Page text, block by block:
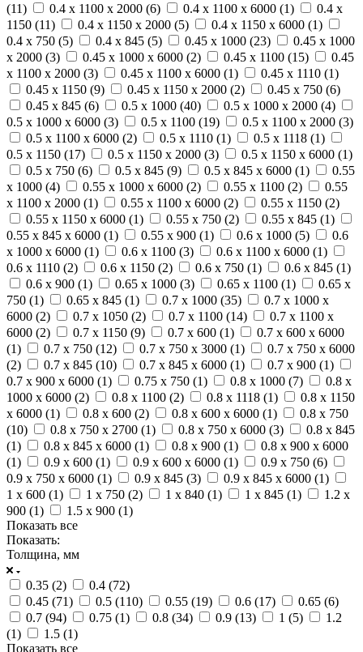
(11) 0.4 x 1100 x 2000 (6) 0.4 x 1100 x 6000 (1)
0.4 x
1150 (11) 0.4 x 1150 x 2000 (5) 0.4 x 1150 x 6000 (1)
0.4 x 750 (5) 0.4 x 845 (5) 0.45 x 1000 (23)
0.45 x 1000
x 2000 (3) 0.45 x 1000 x 6000 (2) 0.45 x 1100 (15)
0.45
x 1100 x 2000 (3) 0.45 x 1100 x 6000 (1) 0.45 x 1110 (1)
0.45 x 1150 (9) 0.45 x 1150 x 2000 (2) 0.45 x 750 (6)
0.45 x 845 (6) 0.5 x 1000 (40) 0.5 x 1000 x 2000 (4)
0.5 x 1000 x 6000 (3) 0.5 x 1100 (19) 0.5 x 1100 x 2000 (3)
0.5 x 1100 x 6000 (2) 0.5 x 1110 (1) 0.5 x 1118 (1)
0.5 x 1150 (17) 0.5 x 1150 x 2000 (3) 0.5 x 1150 x 6000 (1)
0.5 x 750 (6) 0.5 x 845 (9) 0.5 x 845 x 6000 (1)
0.55
x 1000 (4) 0.55 x 1000 x 6000 (2) 0.55 x 1100 (2)
0.55
x 1100 x 2000 (1) 0.55 x 1100 x 6000 (2) 0.55 x 1150 (2)
0.55 x 1150 x 6000 (1) 0.55 x 750 (2) 0.55 x 845 (1)
0.55 x 845 x 6000 (1) 0.55 x 900 (1) 0.6 x 1000 (5)
0.6
x 1000 x 6000 (1) 0.6 x 1100 (3) 0.6 x 1100 x 6000 (1)
0.6 x 1110 (2) 0.6 x 1150 (2) 0.6 x 750 (1) 0.6 x 845 (1)
0.6 x 900 (1) 0.65 x 1000 (3) 0.65 x 1100 (1)
0.65 x
750 (1) 0.65 x 845 (1) 0.7 x 1000 (35)
0.7 x 1000 x
6000 (2) 0.7 x 1050 (2) 0.7 x 1100 (14)
0.7 x 1100 x
6000 (2) 0.7 x 1150 (9) 0.7 x 600 (1)
0.7 x 600 x 6000
(1) 0.7 x 750 (12) 0.7 x 750 x 3000 (1)
0.7 x 750 x 6000
(2) 0.7 x 845 (10) 0.7 x 845 x 6000 (1) 0.7 x 900 (1)
0.7 x 900 x 6000 (1) 0.75 x 750 (1) 0.8 x 1000 (7)
0.8 x
1000 x 6000 (2) 0.8 x 1100 (2) 0.8 x 1118 (1)
0.8 x 1150
x 6000 (1) 0.8 x 600 (2) 0.8 x 600 x 6000 (1)
0.8 x 750
(10) 0.8 x 750 x 2700 (1) 0.8 x 750 x 6000 (3)
0.8 x 845
(1) 0.8 x 845 x 6000 (1) 0.8 x 900 (1)
0.8 x 900 x 6000
(1) 0.9 x 600 (1) 0.9 x 600 x 6000 (1) 0.9 x 750 (6)
0.9 x 750 x 6000 (1) 0.9 x 845 (3) 0.9 x 845 x 6000 (1)
1 x 600 (1) 1 x 750 (2) 1 x 840 (1) 1 x 845 (1)
1.2 x
900 (1) 1.5 x 900 (1)
Показать все
Показать:
Толщина, мм
0.35 (2) 0.4 (72)
0.45 (71) 0.5 (110) 0.55 (19) 0.6 (17) 0.65 (6)
0.7 (94) 0.75 (1) 0.8 (34) 0.9 (13) 1 (5)
1.2
(1) 1.5 (1)
Показать все